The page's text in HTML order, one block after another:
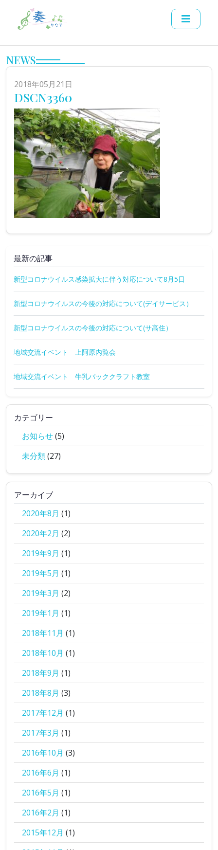
NEWS
2018年05月21日
DSCN3360
最新の記事
新型コロナウイルス感染拡大に伴う対応について8月5日
新型コロナウイルスの今後の対応について(デイサービス）
新型コロナウイルスの今後の対応について(サ高住）
地域交流イベント 上阿原内覧会
地域交流イベント 牛乳パッククラフト教室
カテゴリー
お知らせ(5)
未分類(27)
アーカイブ
2020年8月 (1)
2020年2月 (2)
2019年9月 (1)
2019年5月 (1)
2019年3月 (2)
2019年1月 (1)
2018年11月 (1)
2018年10月 (1)
2018年9月 (1)
2018年8月 (3)
2017年12月 (1)
2017年3月 (1)
2016年10月 (3)
2016年6月 (1)
2016年5月 (1)
2016年2月 (1)
2015年12月 (1)